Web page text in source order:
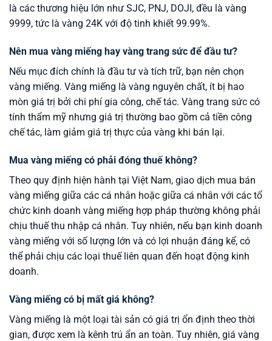
là các thương hiệu lớn như SJC, PNJ, DOJI, đều là vàng
9999, tức là vàng 24K với độ tinh khiết 99.99%.
Nên mua vàng miếng hay vàng trang sức để đầu tư?
Nếu mục đích chính là đầu tư và tích trữ, bạn nên chọn
vàng miếng. Vàng miếng là vàng nguyên chất, ít bị hao
mòn giá trị bởi chi phí gia công, chế tác. Vàng trang sức có
tính thẩm mỹ nhưng giá trị thường bao gồm cả tiền công
chế tác, làm giảm giá trị thực của vàng khi bán lại.
Mua vàng miếng có phải đóng thuế không?
Theo quy định hiện hành tại Việt Nam, giao dịch mua bán
vàng miếng giữa các cá nhân hoặc giữa cá nhân với các tổ
chức kinh doanh vàng miếng hợp pháp thường không phải
chịu thuế thu nhập cá nhân. Tuy nhiên, nếu bạn kinh doanh
vàng miếng với số lượng lớn và có lợi nhuận đáng kể, có
thể phải chịu các loại thuế liên quan đến hoạt động kinh
doanh.
Vàng miếng có bị mất giá không?
Vàng miếng là một loại tài sản có giá trị ổn định theo thời
gian, được xem là kênh trú ẩn an toàn. Tuy nhiên, giá vàng